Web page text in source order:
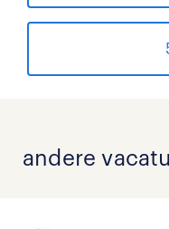
andere